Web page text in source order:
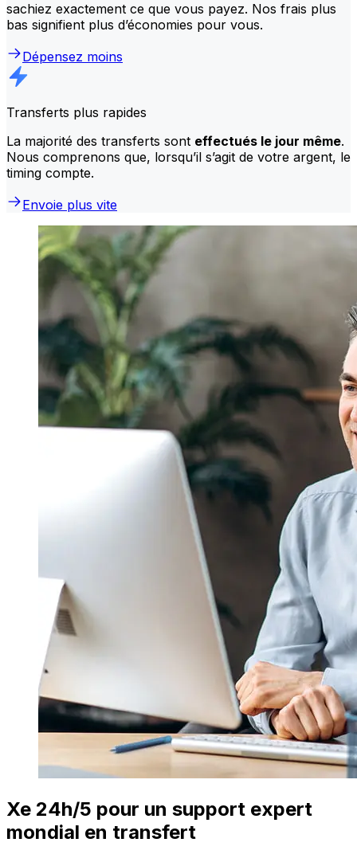
sachiez exactement ce que vous payez. Nos frais plus
bas signifient plus d’économies pour vous.
Dépensez moins
Transferts plus rapides
La majorité des transferts sont effectués le jour même.
Nous comprenons que, lorsqu’il s’agit de votre argent, le
timing compte.
Envoie plus vite
Xe 24h/5 pour un support expert
mondial en transfert